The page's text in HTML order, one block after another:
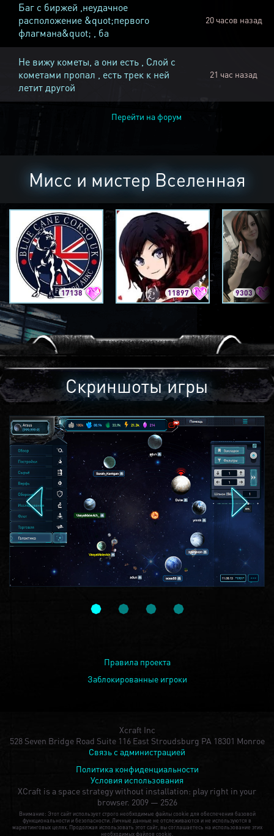
Баг с биржей ,неудачное
расположение &quot;первого
флагмана&quot; , ба
20 часов назад
Не вижу кометы, а они есть , Слой с
кометами пропал , есть трек к ней
летит другой
21 час назад
Перейти на форум
Мисс и мистер Вселенная
17138 11897 9303
Скриншоты игры
Правила проекта
Заблокированные игроки
Xcraft Inc
528 Seven Bridge Road Suite 116 East Stroudsburg PA 18301 Monroe
Связь с администрацией
Политика конфиденциальности
Условия использования
XCraft is a space strategy without installation: play right in your
browser. 2009 — 2526
Внимание: Этот сайт использует строго необходимые файлы cookie для обеспечения базовой
функциональности и безопасности. Личные данные не отслеживаются и не используются в
маркетинговых целях. Продолжая использовать этот сайт, вы соглашаетесь на использование этих
необходимых файлов cookie.